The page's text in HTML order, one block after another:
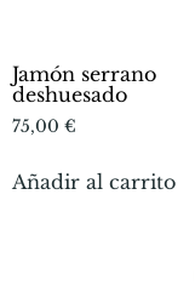
Jamón serrano
deshuesado
75,00 €
Añadir al carrito